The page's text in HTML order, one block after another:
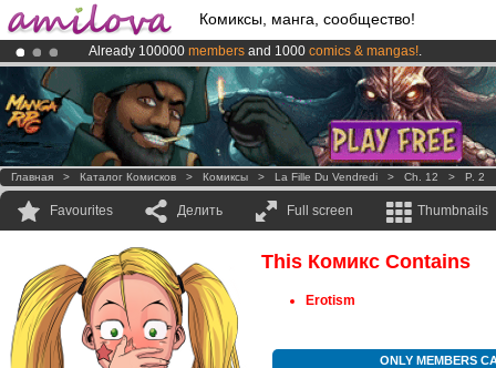
Комиксы, манга, сообщество!
Already 100000 members and 1000 comics & mangas!.
Premium membership from3.95 eurosper month !Get membership
AmilovaKickstarter is now LIVE!.
Главная > Каталог Комисков > Комиксы > La Fille Du Vendredi > Ch. 12 > P. 2
Favourites Делить Full screen Thumbnails
This Комикс Contains
Erotism
ONLY MEMBERS